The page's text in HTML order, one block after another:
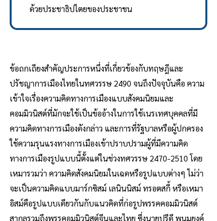
ด้วยประชาธิปไตยของประชาชน
ข้อถกเถียงสำคัญประการหนึ่งที่เกี่ยวข้องกับทฤษฎีและ
ปรัชญาการเมืองไทยในทศวรรษ 2490 จนถึงปัจจุบันคือ ความ
เข้าใจเรื่องความคิดทางการเมืองแบบสังคมนิยมและ
คอมมิวนิสต์ที่มักจะใช้เป็นข้ออ้างในการใช้เนรเทศบุคคลที่มี
ความคิดทางการเมืองดังกล่าว และการที่รัฐบาลหรือผู้ปกครอง
ใช้ความรุนแรงทางการเมืองเข้าปราบปรามผู้ที่มีความคิด
ทางการเมืองรูปแบบนี้ตั้งแต่ในช่วงทศวรรษ 2470-2510 โดย
เหมารวมว่า ความคิดสังคมนิยมในเฉดหรือรูปแบบต่างๆ ไม่ว่า
จะเป็นความคิดแบบมาร์กซิสม์ เลนินนิสม์ ทรอตสกี้ หรือเหมา
อิสม์คือรูปแบบเดียวกันกับแนวคิดที่ก่อรูปพรรคคอมมิวนิสต์
สากลรวมถึงพรรคอมมิวนิสต์จีนและไทย ซึ่งนายปรีดี พนมยงค์